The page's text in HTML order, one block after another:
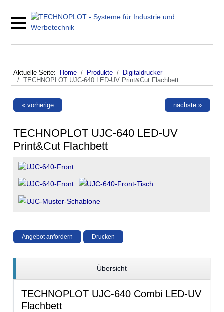
Mobile Menu Toggle
Aktuelle Seite: Home Produkte
Digitaldrucker
TECHNOPLOT UJC-640 LED-UV Print&Cut Flachbett
« vorherige nächste »
TECHNOPLOT UJC-640 LED-UV
Print&Cut Flachbett
Angebot anfordern Drucken
Übersicht
TECHNOPLOT UJC-640 Combi LED-UV
Flachbett